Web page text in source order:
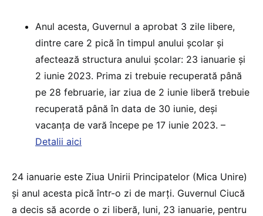
Anul acesta, Guvernul a aprobat 3 zile libere,
dintre care 2 pică în timpul anului școlar și
afectează structura anului școlar: 23 ianuarie și
2 iunie 2023. Prima zi trebuie recuperată până
pe 28 februarie, iar ziua de 2 iunie liberă trebuie
recuperată până în data de 30 iunie, deși
vacanța de vară începe pe 17 iunie 2023. –
Detalii aici
24 ianuarie este Ziua Unirii Principatelor (Mica Unire)
și anul acesta pică într-o zi de marți. Guvernul Ciucă
a decis să acorde o zi liberă, luni, 23 ianuarie, pentru